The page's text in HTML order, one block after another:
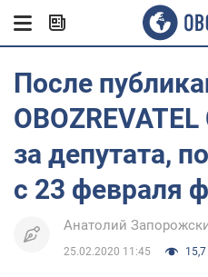
После
за депутата,
с 23 февраля
Анатолий
25.02.2020 11:45 15,7